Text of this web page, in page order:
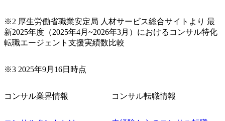
定 ・全社デジタルトランスフォーメーション企画構想 ・業
務/組織/システムの現状分析/RPA選定/導入/実装 ・プライベ
ート/パブリッククラウド導入 ・AI活用による業務効率化/
企画 ・Disruptive Technologyを活用した新規事業の立案/推
上げていきたい ・サービスやソリューションに捉われず、
※2 厚生労働省職業安定局 人材サービス総合サイトより 最
新2025年度（2025年4月~2026年3月）におけるコンサル特化
転職エージェント支援実績数比較
※3 2025年9月16日時点
コンサル業界情報 コンサル転職情報